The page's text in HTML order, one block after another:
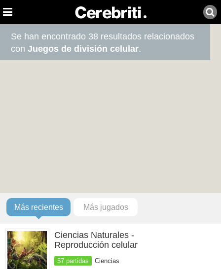
Se han encontrado 38 resultados relacionados
conJuegos de división celular.
Más recientes Más jugados
Ciencias Naturales -
Reproducción celular
57 partidas Ciencias